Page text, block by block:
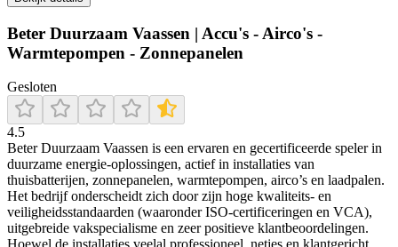
Beter Duurzaam Vaassen | Accu's - Airco's -
Warmtepompen - Zonnepanelen
Gesloten
4.5
Beter Duurzaam Vaassen is een ervaren en gecertificeerde speler in
duurzame energie-oplossingen, actief in installaties van
thuisbatterijen, zonnepanelen, warmtepompen, airco’s en laadpalen.
Het bedrijf onderscheidt zich door zijn hoge kwaliteits- en
veiligheidsstandaarden (waaronder ISO‑certificeringen en VCA),
uitgebreide vakspecialisme en zeer positieve klantbeoordelingen.